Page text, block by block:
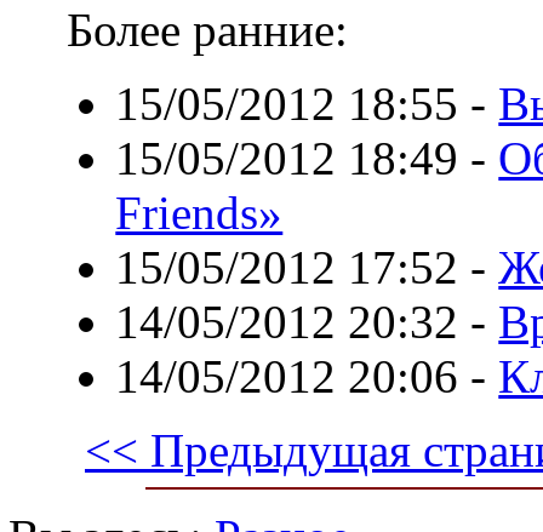
Более ранние:
15/05/2012 18:55 -
15/05/2012 18:49 -
Friends»
15/05/2012 17:52 -
14/05/2012 20:32 -
14/05/2012 20:06 -
<< Предыдущая